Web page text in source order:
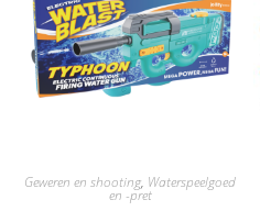
Geweren en shooting, Waterspeelgoed
en -pret